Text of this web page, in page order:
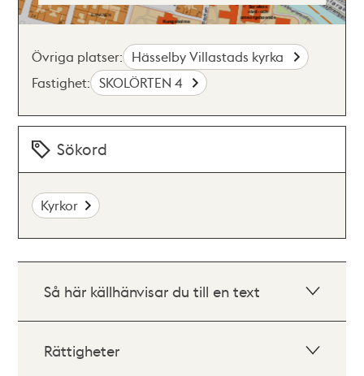
Övriga platser: Hässelby Villastads kyrka
Fastighet: SKOLÖRTEN 4
Sökord
Kyrkor
Så här källhänvisar du till en text
Rättigheter